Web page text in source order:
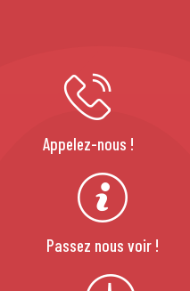
Appelez-nous !
Passez nous voir !